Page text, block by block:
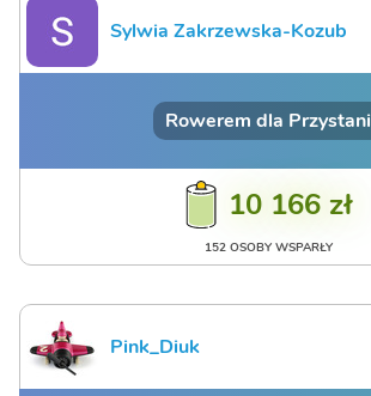
Sylwia Zakrzewska-Kozub
Rowerem dla Przystani
10 166 zł
152 OSOBY WSPARŁY
Pink_Diuk